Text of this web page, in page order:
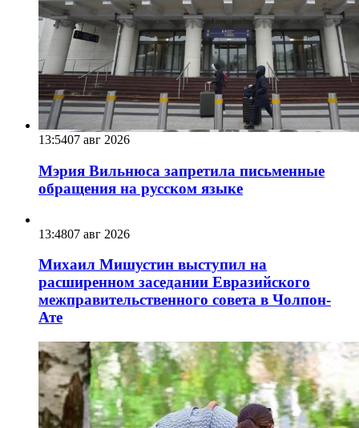
13:5407 авг 2026
Мэрия Вильнюса запретила письменные
обращения на русском языке
13:4807 авг 2026
Михаил Мишустин выступил на
расширенном заседании Евразийского
межправительственного совета в Чолпон-
Ате